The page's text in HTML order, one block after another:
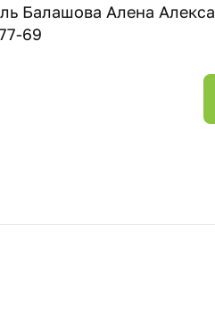
Балашова Алена
69